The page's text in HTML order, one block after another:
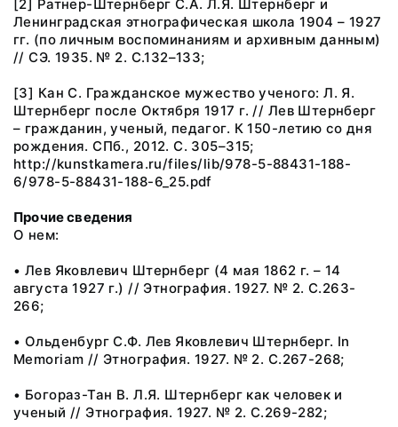
Прочие сведения
О нем:
• Лев Яковлевич Штернберг (4 мая 1862 г. – 14
августа 1927 г.) // Этнография. 1927. № 2. С.263-
266;
• Ольденбург С.Ф. Лев Яковлевич Штернберг. In
Memoriam // Этнография. 1927. № 2. С.267-268;
• Богораз-Тан В. Л.Я. Штернберг как человек и
ученый // Этнография. 1927. № 2. С.269-282;